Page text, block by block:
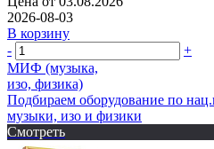
2026-08-03
В корзину
-
+
МИФ (музыка,
изо, физика)
Подбираем оборудование по
музыки, изо и физики
Смотреть